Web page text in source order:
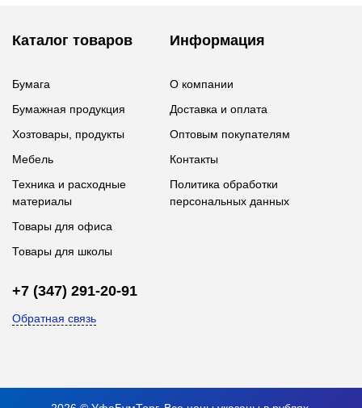
Каталог товаров
Бумага
Бумажная продукция
Хозтовары, продукты
Мебель
Техника и расходные
материалы
Товары для офиса
Товары для школы
Информация
О компании
Доставка и оплата
Оптовым покупателям
Контакты
Политика обработки
персональных данных
+7 (347) 291-20-91
Обратная связь